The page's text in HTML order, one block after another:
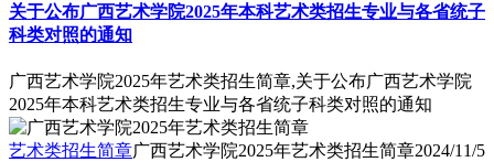
关于公布广西艺术学院2025年本科艺术类招生专业与各省统子
科类对照的通知
广西艺术学院2025年艺术类招生简章,关于公布广西艺术学院
2025年本科艺术类招生专业与各省统子科类对照的通知
艺术类招生简章广西艺术学院2025年艺术类招生简章2024/11/5